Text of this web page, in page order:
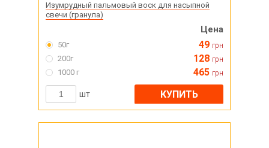
Изумрудный пальмовый воск для насыпной
свечи (гранула)
Цена
50г 49 грн
200г 128 грн
1000 г 465 грн
шт КУПИТЬ